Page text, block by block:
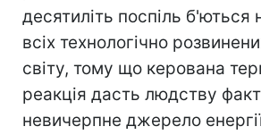
десятиліть поспіль б'ються
всіх технологічно
світу, тому що керована
реакція дасть людству
невичерпне джерело